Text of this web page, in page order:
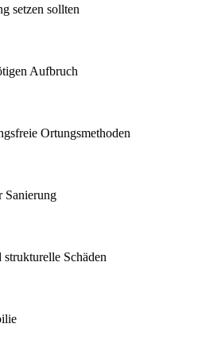
setzen sollten
Aufbruch
Ortungsmethoden
Sanierung
Schäden